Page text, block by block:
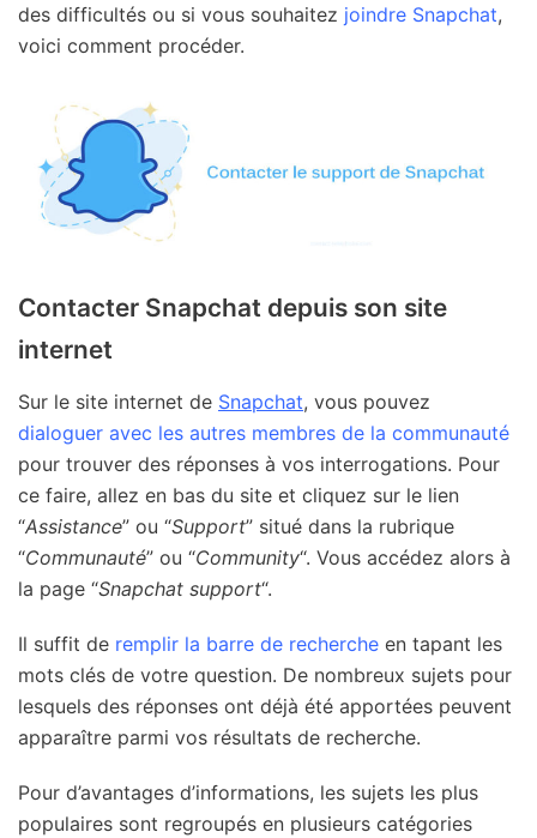
des difficultés ou si vous souhaitez joindre Snapchat,
voici comment procéder.
Contacter Snapchat depuis son site
internet
Sur le site internet de Snapchat, vous pouvez
dialoguer avec les autres membres de la communauté
pour trouver des réponses à vos interrogations. Pour
ce faire, allez en bas du site et cliquez sur le lien
“Assistance” ou “Support” situé dans la rubrique
“Communauté” ou “Community“. Vous accédez alors à
la page “Snapchat support“.
Il suffit de remplir la barre de recherche en tapant les
mots clés de votre question. De nombreux sujets pour
lesquels des réponses ont déjà été apportées peuvent
apparaître parmi vos résultats de recherche.
Pour d’avantages d’informations, les sujets les plus
populaires sont regroupés en plusieurs catégories